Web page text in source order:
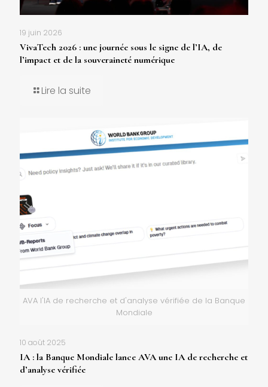
19 juin 2026
VivaTech 2026 : une journée sous le signe de l’IA, de
l’impact et de la souveraineté numérique
Lire la suite
AVA l'IA de recherche et d'analyse vérifiée de la Banque
Mondiale
10 août 2025
IA : la Banque Mondiale lance AVA une IA de recherche et
d’analyse vérifiée